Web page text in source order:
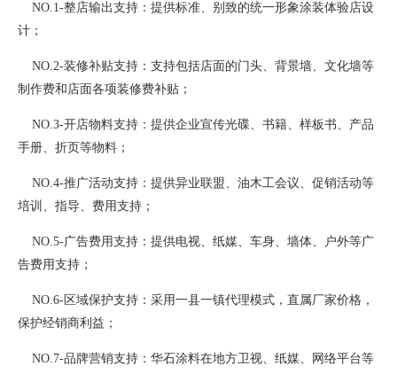
NO.1-整店输出支持：提供标准、别致的统一形象涂装体验店设
计；
NO.2-装修补贴支持：支持包括店面的门头、背景墙、文化墙等
制作费和店面各项装修费补贴；
NO.3-开店物料支持：提供企业宣传光碟、书籍、样板书、产品
手册、折页等物料；
NO.4-推广活动支持：提供异业联盟、油木工会议、促销活动等
培训、指导、费用支持；
NO.5-广告费用支持：提供电视、纸媒、车身、墙体、户外等广
告费用支持；
NO.6-区域保护支持：采用一县一镇代理模式，直属厂家价格，
保护经销商利益；
NO.7-品牌营销支持：华石涂料在地方卫视、纸媒、网络平台等